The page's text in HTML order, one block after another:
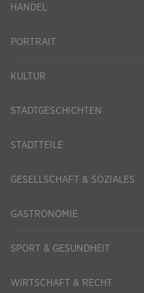
HANDEL
PORTRAIT
KULTUR
STADTGESCHICHTEN
STADTTEILE
GESELLSCHAFT & SOZIALES
GASTRONOMIE
SPORT & GESUNDHEIT
WIRTSCHAFT & RECHT